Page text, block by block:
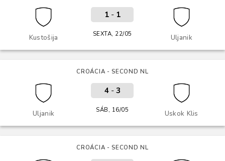
Kustošija Uljanik
1- 1
SEXTA, 22/05
CROÁCIA - SECOND NL
Uljanik Uskok Klis
4- 3
SÁB, 16/05
CROÁCIA - SECOND NL